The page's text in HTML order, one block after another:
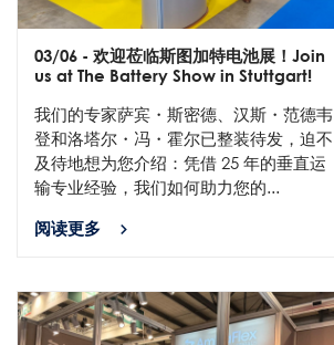
03/06 - 欢迎莅临斯图加特电池展！Join
us at The Battery Show in Stuttgart!
我们的专家萨宾・斯密德、汉斯・范德韦
登和洛塔尔・冯・霍尔已整装待发，迫不
及待地想为您介绍：凭借 25 年的垂直运
输专业经验，我们如何助力您的...
阅读更多